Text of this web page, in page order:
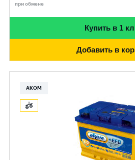
при обмене
Купить в 1
Добавить в
АКОМ